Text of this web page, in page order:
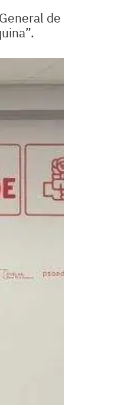
de